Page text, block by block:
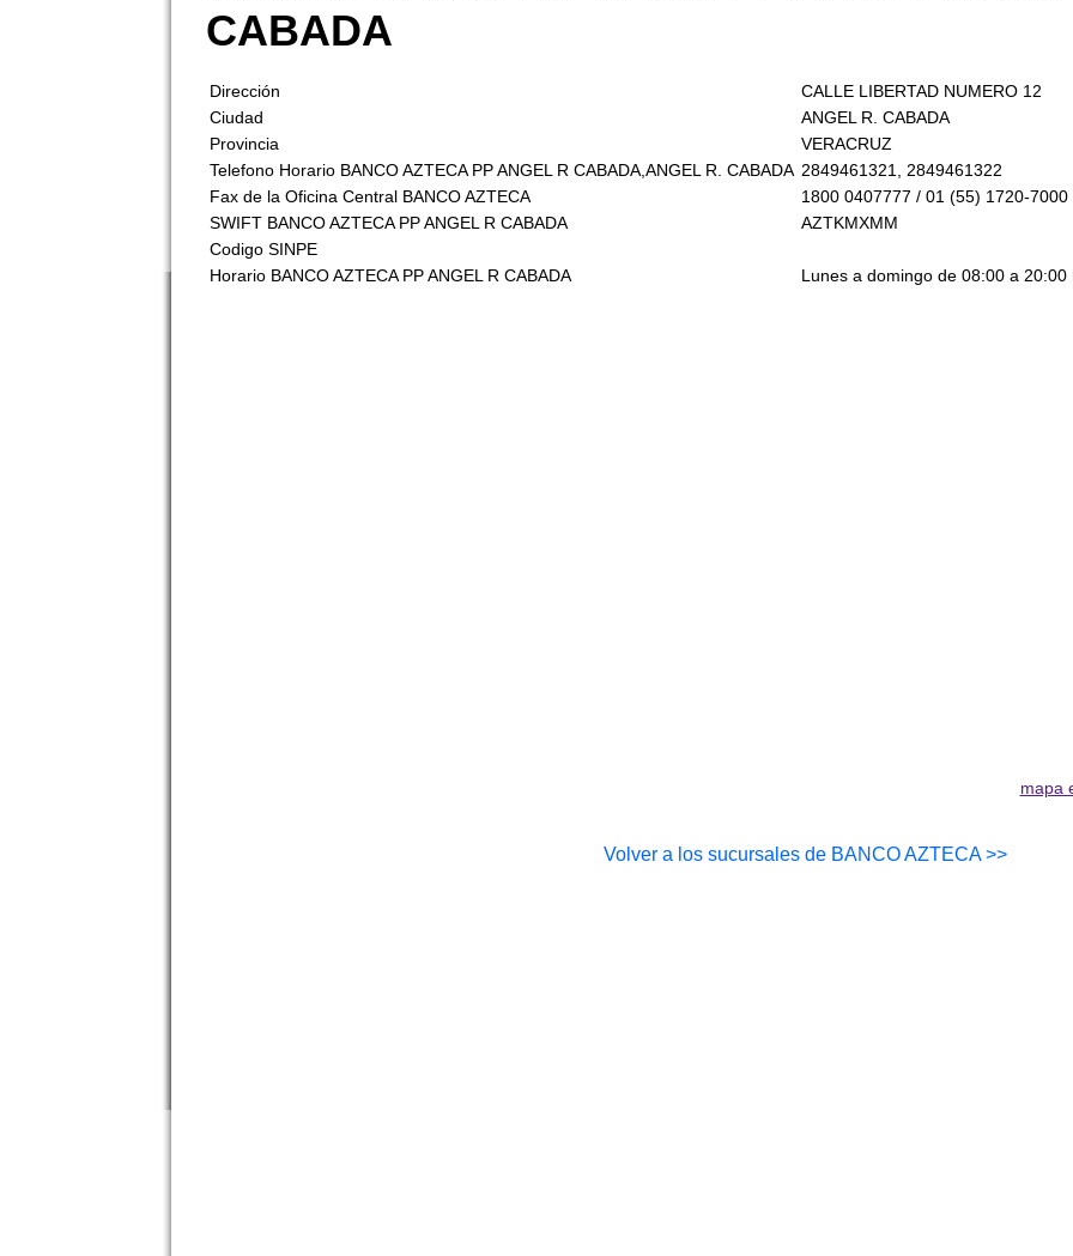
CABADA
Dirección
CALLE LIBERTAD NUMERO 12
Ciudad
ANGEL R. CABADA
Provincia
VERACRUZ
Telefono Horario BANCO AZTECA PP ANGEL R CABADA,ANGEL R. CABADA 2849461321, 2849461322
Fax de la Oficina Central BANCO AZTECA
1800 0407777 / 01 (55) 1720-7000
SWIFT BANCO AZTECA PP ANGEL R CABADA
AZTKMXMM
Codigo SINPE
Horario BANCO AZTECA PP ANGEL R CABADA
Lunes a domingo de 08:00 a 20:00
mapa
Volver a los sucursales de BANCO AZTECA >>